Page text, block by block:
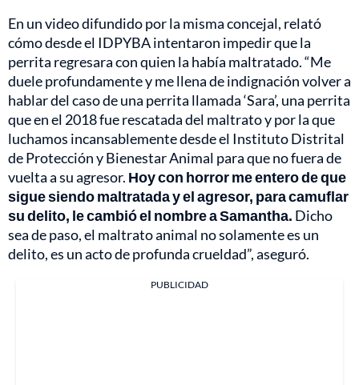
En un video difundido por la misma concejal, relató
cómo desde el IDPYBA intentaron impedir que la
perrita regresara con quien la había maltratado. “Me
duele profundamente y me llena de indignación volver a
hablar del caso de una perrita llamada ‘Sara’, una perrita
que en el 2018 fue rescatada del maltrato y por la que
luchamos incansablemente desde el Instituto Distrital
de Protección y Bienestar Animal para que no fuera de
vuelta a su agresor. Hoy con horror me entero de que
sigue siendo maltratada y el agresor, para camuflar
su delito, le cambió el nombre a Samantha. Dicho
sea de paso, el maltrato animal no solamente es un
delito, es un acto de profunda crueldad”, aseguró.
PUBLICIDAD